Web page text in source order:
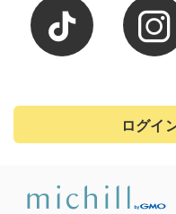
ログイ